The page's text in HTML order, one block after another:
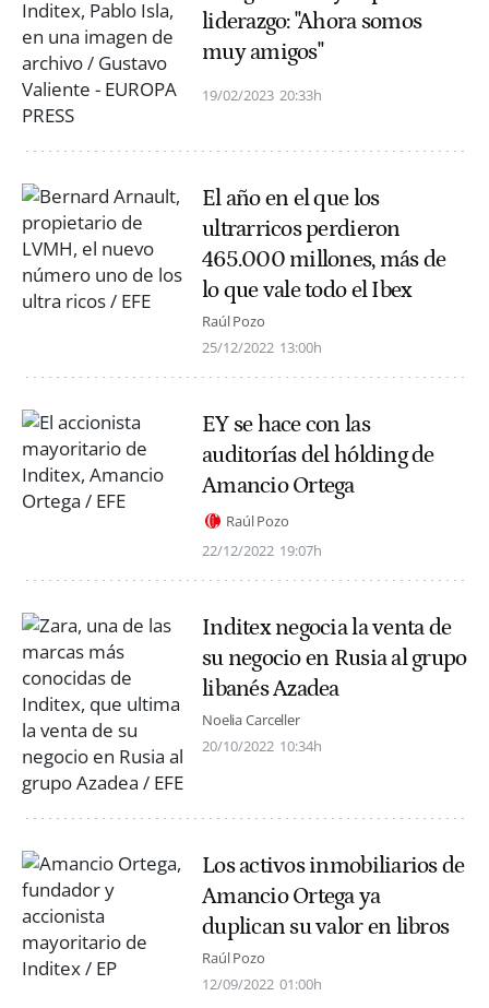
liderazgo: "Ahora somos
muy amigos"
19/02/2023 20:33h
El año en el que los
ultrarricos perdieron
465.000 millones, más de
lo que vale todo el Ibex
Raúl Pozo
25/12/2022 13:00h
EY se hace con las
auditorías del hólding de
Amancio Ortega
Raúl Pozo
22/12/2022 19:07h
Inditex negocia la venta de
su negocio en Rusia al grupo
libanés Azadea
Noelia Carceller
20/10/2022 10:34h
Los activos inmobiliarios de
Amancio Ortega ya
duplican su valor en libros
Raúl Pozo
12/09/2022 01:00h